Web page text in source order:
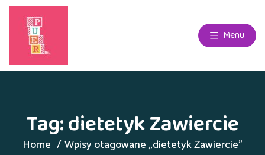
Menu
Tag:dietetyk Zawiercie
Home Wpisy otagowane „dietetyk Zawiercie”